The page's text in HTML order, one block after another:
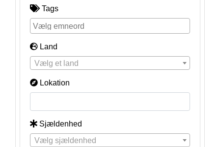
Tags
Land
Vælg et land
Lokation
Sjældenhed
Vælg sjældenhed